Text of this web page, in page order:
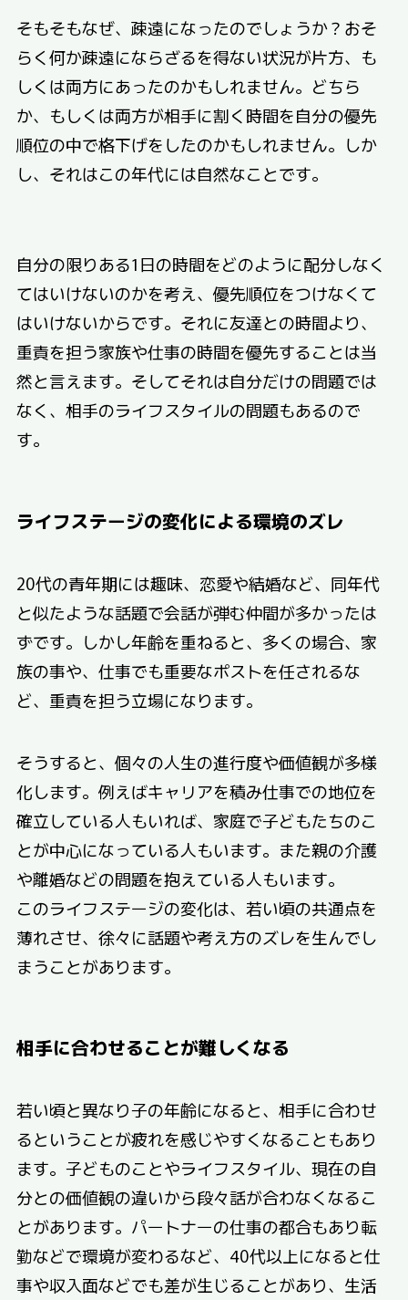
そもそもなぜ、疎遠になったのでしょうか？おそ
らく何か疎遠にならざるを得ない状況が片方、も
しくは両方にあったのかもしれません。どちら
か、もしくは両方が相手に割く時間を自分の優先
順位の中で格下げをしたのかもしれません。しか
し、それはこの年代には自然なことです。
自分の限りある1日の時間をどのように配分しなく
てはいけないのかを考え、優先順位をつけなくて
はいけないからです。それに友達との時間より、
重責を担う家族や仕事の時間を優先することは当
然と言えます。そしてそれは自分だけの問題では
なく、相手のライフスタイルの問題もあるので
す。
ライフステージの変化による環境のズレ
20代の青年期には趣味、恋愛や結婚など、同年代
と似たような話題で会話が弾む仲間が多かったは
ずです。しかし年齢を重ねると、多くの場合、家
族の事や、仕事でも重要なポストを任されるな
ど、重責を担う立場になります。
そうすると、個々の人生の進行度や価値観が多様
化します。例えばキャリアを積み仕事での地位を
確立している人もいれば、家庭で子どもたちのこ
とが中心になっている人もいます。また親の介護
や離婚などの問題を抱えている人もいます。
このライフステージの変化は、若い頃の共通点を
薄れさせ、徐々に話題や考え方のズレを生んでし
まうことがあります。
相手に合わせることが難しくなる
若い頃と異なり子の年齢になると、相手に合わせ
るということが疲れを感じやすくなることもあり
ます。子どものことやライフスタイル、現在の自
分との価値観の違いから段々話が合わなくなるこ
とがあります。パートナーの仕事の都合もあり転
勤などで環境が変わるなど、40代以上になると仕
事や収入面などでも差が生じることがあり、生活